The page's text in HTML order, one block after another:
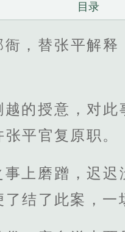
目录
，替张平解
的授意，对
平官复原职。
上磨蹭，迟
结了此案，一